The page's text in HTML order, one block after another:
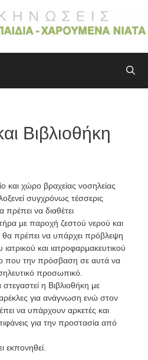
Βιβλιοθήκη
και χώρο βραχείας νοσηλείας
συγχρόνως τέσσερις
να διαθέτει
με παροχή ζεστού νερού και
πρέπει να υπάρχει πρόβλεψη
και ιατροφαρμακευτικού
που την πρόσβαση σε αυτά να
προσωπικό.
η Βιβλιοθήκη με
για ανάγνωση ενώ στον
να υπάρχουν αρκετές και
για την προστασία από
εκπονηθεί.